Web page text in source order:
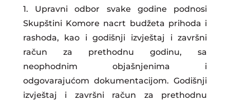
1. Upravni odbor svake godine podnosi
Skupštini Komore nacrt budžeta prihoda i
rashoda, kao i godišnji izvještaj i završni
račun za prethodnu godinu, sa
neophodnim objašnjenima i
odgovarajućom dokumentacijom. Godišnji
izvještaj i završni račun za prethodnu